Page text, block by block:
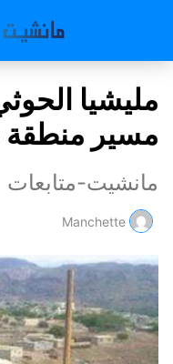
مليشيا
مسير
مانشيت-متابعات
Manchette